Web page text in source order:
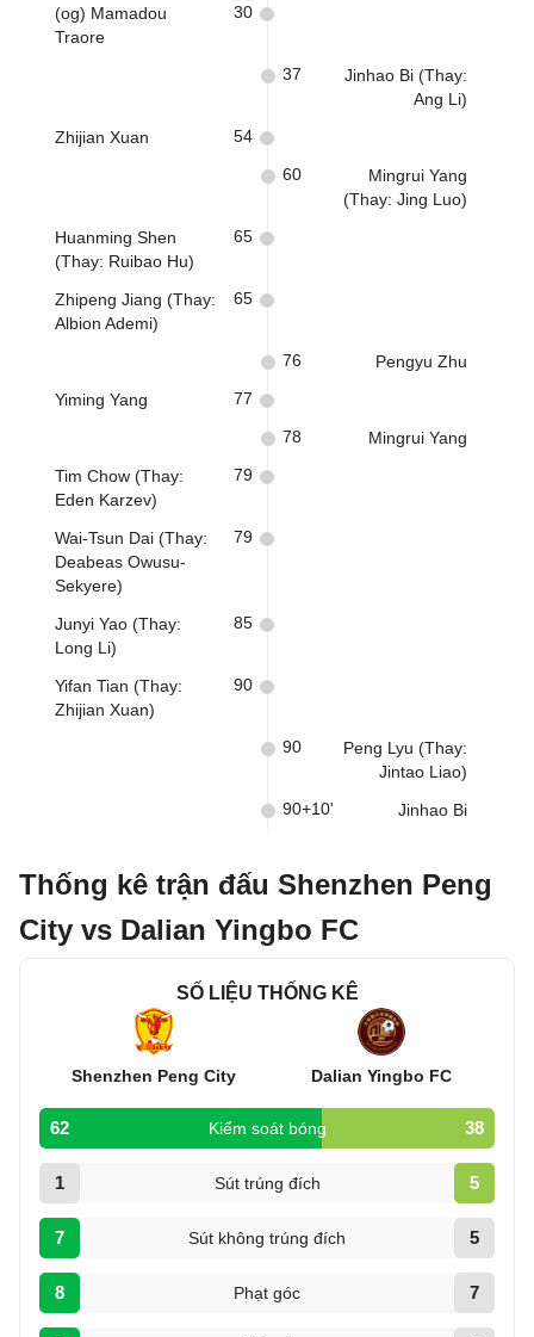
(og) Mamadou
Traore
30
Jinhao Bi (Thay:
Ang Li)
37
Zhijian Xuan 54
Mingrui Yang
(Thay: Jing Luo)
60
Huanming Shen
(Thay: Ruibao Hu)
65
Zhipeng Jiang (Thay:
Albion Ademi)
65
Pengyu Zhu
76
Yiming Yang 77
Mingrui Yang
78
Tim Chow (Thay:
Eden Karzev)
79
Wai-Tsun Dai (Thay:
Deabeas Owusu-
Sekyere)
79
Junyi Yao (Thay:
Long Li)
85
Yifan Tian (Thay:
Zhijian Xuan)
90
Peng Lyu (Thay:
Jintao Liao)
90
Jinhao Bi
90+10'
Thống kê trận đấu Shenzhen Peng
City vs Dalian Yingbo FC
SỐ LIỆU THỐNG KÊ
Shenzhen Peng City Dalian Yingbo FC
62 Kiểm soát bóng 38
1 Sút trúng đích 5
7 Sút không trúng đích 5
8 Phạt góc 7